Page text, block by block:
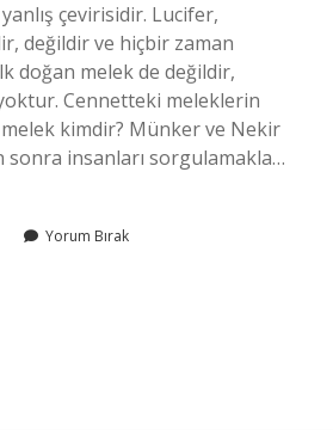
çevirisidir. Lucifer,
değildir ve hiçbir zaman
doğan melek de değildir,
Cennetteki meleklerin
kimdir? Münker ve Nekir
sonra insanları sorgulamakla…
Yorum Bırak